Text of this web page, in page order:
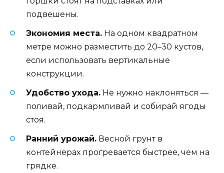
подвешены.
Экономия места. На одном квадратном
метре можно разместить до 20–30 кустов,
если использовать вертикальные
конструкции.
Удобство ухода. Не нужно наклоняться —
поливай, подкармливай и собирай ягоды
стоя.
Ранний урожай. Весной грунт в
контейнерах прогревается быстрее, чем на
грядке.